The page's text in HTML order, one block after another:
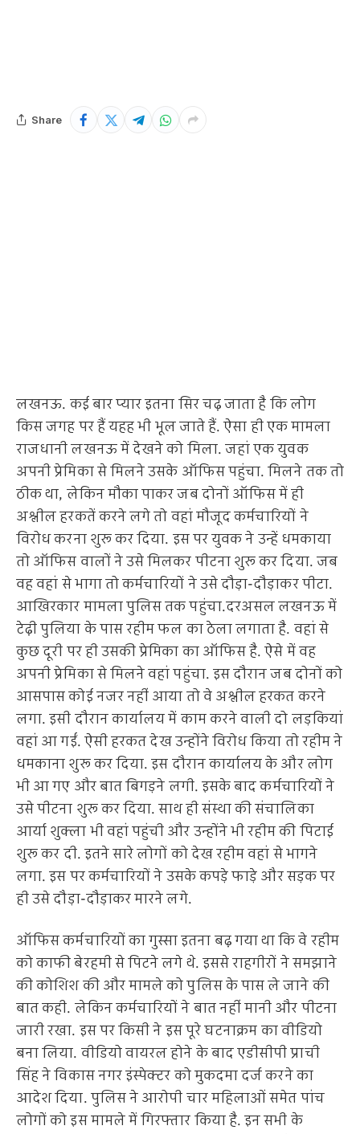
Share
लखनऊ. कई बार प्यार इतना सिर चढ़ जाता है कि लोग
किस जगह पर हैं यहह भी भूल जाते हैं. ऐसा ही एक मामला
राजधानी लखनऊ में देखने को मिला. जहां एक युवक
अपनी प्रेमिका से मिलने उसके ऑफिस पहुंचा. मिलने तक तो
ठीक था, लेकिन मौका पाकर जब दोनों ऑफिस में ही
अश्लील हरकतें करने लगे तो वहां मौजूद कर्मचारियों ने
विरोध करना शुरू कर दिया. इस पर युवक ने उन्हें धमकाया
तो ऑफिस वालों ने उसे मिलकर पीटना शुरू कर दिया. जब
वह वहां से भागा तो कर्मचारियों ने उसे दौड़ा-दौड़ाकर पीटा.
आखिरकार मामला पुलिस तक पहुंचा.दरअसल लखनऊ में
टेढ़ी पुलिया के पास रहीम फल का ठेला लगाता है. वहां से
कुछ दूरी पर ही उसकी प्रेमिका का ऑफिस है. ऐसे में वह
अपनी प्रेमिका से मिलने वहां पहुंचा. इस दौरान जब दोनों को
आसपास कोई नजर नहीं आया तो वे अश्लील हरकत करने
लगा. इसी दौरान कार्यालय में काम करने वाली दो लड़कियां
वहां आ गईं. ऐसी हरकत देख उन्होंने विरोध किया तो रहीम ने
धमकाना शुरू कर दिया. इस दौरान कार्यालय के और लोग
भी आ गए और बात बिगड़ने लगी. इसके बाद कर्मचारियों ने
उसे पीटना शुरू कर दिया. साथ ही संस्था की संचालिका
आर्या शुक्ला भी वहां पहुंची और उन्होंने भी रहीम की पिटाई
शुरू कर दी. इतने सारे लोगों को देख रहीम वहां से भागने
लगा. इस पर कर्मचारियों ने उसके कपड़े फाड़े और सड़क पर
ही उसे दौड़ा-दौड़ाकर मारने लगे.
ऑफिस कर्मचारियों का गुस्सा इतना बढ़ गया था कि वे रहीम
को काफी बेरहमी से पिटने लगे थे. इससे राहगीरों ने समझाने
की कोशिश की और मामले को पुलिस के पास ले जाने की
बात कही. लेकिन कर्मचारियों ने बात नहीं मानी और पीटना
जारी रखा. इस पर किसी ने इस पूरे घटनाक्रम का वीडियो
बना लिया. वीडियो वायरल होने के बाद एडीसीपी प्राची
सिंह ने विकास नगर इंस्पेक्टर को मुकदमा दर्ज करने का
आदेश दिया. पुलिस ने आरोपी चार महिलाओं समेत पांच
लोगों को इस मामले में गिरफ्तार किया है. इन सभी के